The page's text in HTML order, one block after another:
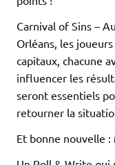
Carnival of Sins –
Orléans, les
capitaux, chacune
influencer les
seront essentiels
retourner la
Et bonne nouvelle